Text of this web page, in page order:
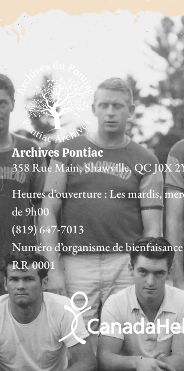
Archives Pontiac
358 Rue Main, Shawville, QC J0X
Heures d’ouverture : Les mardis,
de 9h00
(819) 647-7013
Numéro d’organisme de
RR 0001